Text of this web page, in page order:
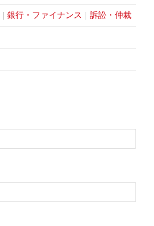
銀行・ファイナンス 訴訟・仲裁